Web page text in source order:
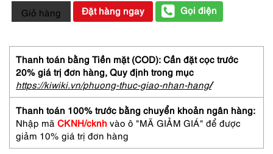
5855-
Gọng
nữ-
Khá
mới-
MARC
STUART
MS27
eyeglasses
frame
số
Giỏ hàng Đặt hàng ngay Gọi điện
Thanh toán bằng Tiền mặt (COD): Cần đặt cọc trước
20% giá trị đơn hàng, Quy định trong mục
https://kiwiki.vn/phuong-thuc-giao-nhan-hang/
Thanh toán 100% trước bằng chuyển khoản ngân hàng:
Nhập mã CKNH/cknh vào ô "MÃ GIẢM GIÁ" để được
giảm 10% giá trị đơn hàng